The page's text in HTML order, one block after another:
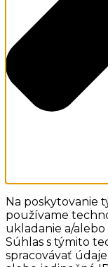
Na poskytovanie
používame
ukladanie a/
Súhlas s týmito
spracovávať